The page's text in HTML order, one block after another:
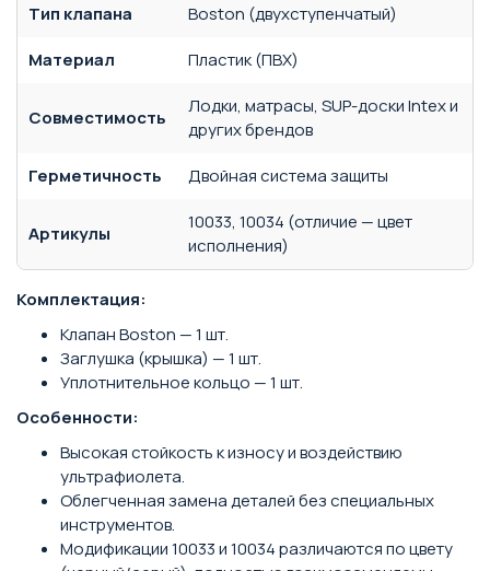
Тип клапана
Boston (двухступенчатый)
Материал
Пластик (ПВХ)
Совместимость
Лодки, матрасы, SUP-доски Intex и
других брендов
Герметичность
Двойная система защиты
Артикулы
10033, 10034 (отличие — цвет
исполнения)
Комплектация:
Клапан Boston — 1 шт.
Заглушка (крышка) — 1 шт.
Уплотнительное кольцо — 1 шт.
Особенности:
Высокая стойкость к износу и воздействию
ультрафиолета.
Облегченная замена деталей без специальных
инструментов.
Модификации 10033 и 10034 различаются по цвету